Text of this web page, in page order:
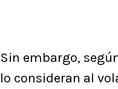
Sin embargo,
lo consideran al